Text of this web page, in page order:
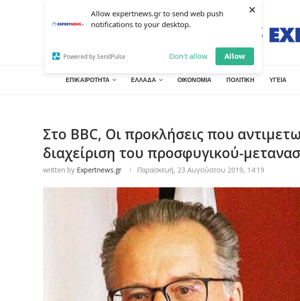
Allow expertnews.gr to send web push
notifications to your desktop.
Powered by SendPulse Don't allow Allow
×
ΕΠΙΚΑΙΡΟΤΗΤΑ ΕΛΛΑΔΑ ΟΙΚΟΝΟΜΙΑ ΠΟΛΙΤΙΚΗ ΥΓΕΙΑ
Στο BBC, Οι προκλήσεις που
διαχείριση του προσφυγικού-
written by Expertnews.gr Παρασκευή, 23 Αυγούστου 2019, 14:19